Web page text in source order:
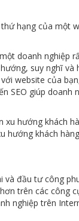
hạng của một
doanh nghiệp
suy nghĩ và
website của
SEO giúp doanh
hướng khách
và đầu tư công
trên các công
nghiệp trên